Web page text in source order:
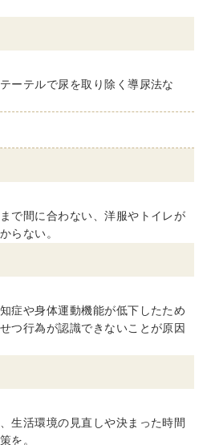
ーテルで尿を取り除く導尿法な
で間に合わない、洋服やトイレが
らない。
症や身体運動機能が低下したため
つ行為が認識できないことが原因
生活環境の見直しや決まった時間
を。